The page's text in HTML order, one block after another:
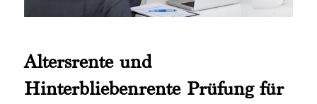
Altersrente und
Hinterbliebenrente Prüfung für